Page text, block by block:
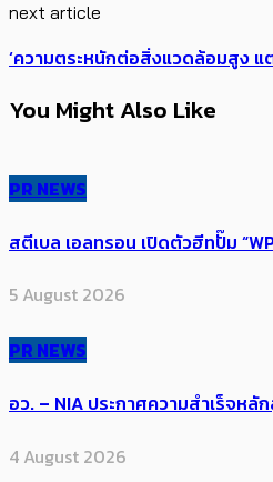
next article
‘ความตระหนักต่อสิ่งแวดล้อมสูง แ
You Might Also Like
PR NEWS
สตีเบล เอลทรอน เปิดตัวฮีทปั๊ม
5 August 2026
PR NEWS
อว. – NIA ประกาศความสำเร็จห
4 August 2026